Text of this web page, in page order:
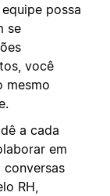
possa
se
você
mesmo
dê a cada
em
conversas
RH,